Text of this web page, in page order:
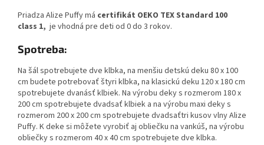
Priadza Alize Puffy má certifikát OEKO TEX Standard 100
class 1, je vhodná pre deti od 0 do 3 rokov.
Spotreba:
Na šál spotrebujete dve klbka, na menšiu detskú deku 80 x 100
cm budete potrebovať štyri klbka, na klasickú deku 120 x 180 cm
spotrebujete dvanásť klbiek. Na výrobu deky s rozmerom 180 x
200 cm spotrebujete dvadsať klbiek a na výrobu maxi deky s
rozmerom 200 x 200 cm spotrebujete dvadsaťtri kusov vlny Alize
Puffy. K deke si môžete vyrobiť aj obliečku na vankúš, na výrobu
obliečky s rozmerom 40 x 40 cm spotrebujete dve klbka.